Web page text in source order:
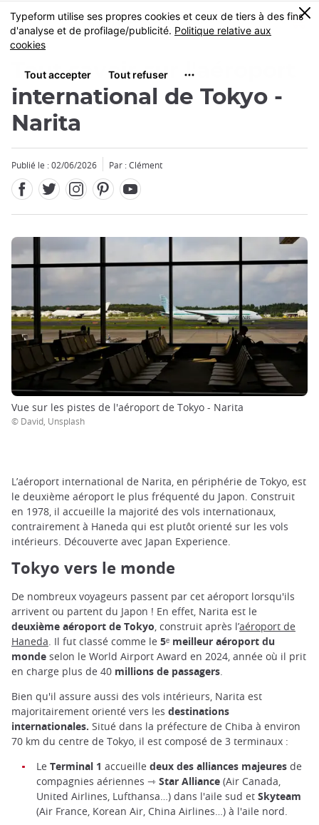
Skip
to
main
MENU
0
Tout savoir sur l'aéroport
international de Tokyo -
Narita
Publié le : 02/06/2026 Par : Clément
Vue sur les pistes de l'aéroport de Tokyo - Narita
© David, Unsplash
L’aéroport international de Narita, en périphérie de Tokyo, est
le deuxième aéroport le plus fréquenté du Japon. Construit
en 1978, il accueille la majorité des vols internationaux,
contrairement à Haneda qui est plutôt orienté sur les vols
intérieurs. Découverte avec Japan Experience.
Tokyo vers le monde
De nombreux voyageurs passent par cet aéroport lorsqu'ils
arrivent ou partent du Japon ! En effet, Narita est le
deuxième aéroport de Tokyo , construit après l’aéroport de
Haneda . Il fut classé comme le 5ᵉ meilleur aéroport du
monde selon le World Airport Award en 2024, année où il prit
en charge plus de 40 millions de passagers
Bien qu'il assure aussi des vols intérieurs, Narita est
majoritairement orienté vers les destinations
internationales. Situé dans la préfecture de Chiba à environ
70 km du centre de Tokyo, il est composé de 3 terminaux :
Le Terminal 1 accueille deux des alliances majeures de
compagnies aériennes ⇾ Star Alliance (Air Canada,
United Airlines, Lufthansa…) dans l'aile sud et Skyteam
(Air France, Korean Air, China Airlines…) à l'aile nord.
Fermer
Fermer